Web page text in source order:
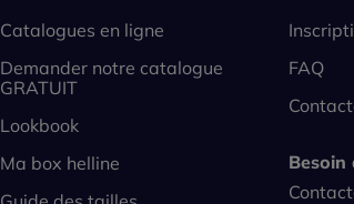
Catalogues en ligne
Demander notre catalogue
GRATUIT
Lookbook
Ma box helline
FAQ
Besoin